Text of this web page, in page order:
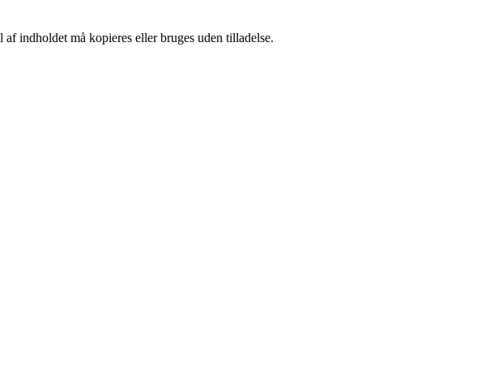
indholdet må kopieres eller bruges uden tilladelse.